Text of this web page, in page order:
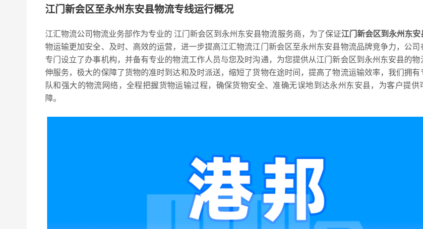
江门新会区至永州东安县物流专线运行概况
江汇物流公司物流业务部作为专业的 江门新会区到永州东安县物流服务商，为了保证江门新会区到永州东安
物运输更加安全、及时、高效的运营，进一步提高江汇物流江门新会区至永州东安县物流品牌竞争力，公司
专门设立了办事机构，并备有专业的物流工作人员与您及时沟通，为您提供从江门新会区到永州东安县的物
伸服务，极大的保障了货物的准时到达和及时派送，缩短了货物在途时间，提高了物流运输效率，我们拥有
队和强大的物流网络，全程把握货物运输过程，确保货物安全、准确无误地到达永州东安县，为客户提供
障。